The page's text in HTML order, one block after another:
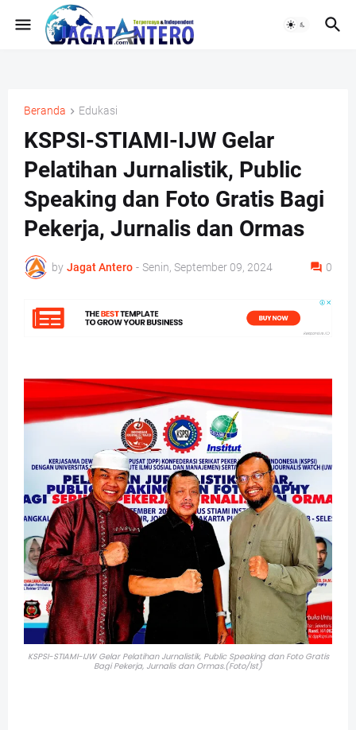
Beranda Edukasi
KSPSI-STIAMI-IJW Gelar
Pelatihan Jurnalistik, Public
Speaking dan Foto Gratis Bagi
Pekerja, Jurnalis dan Ormas
by Jagat Antero - Senin, September 09, 2024 0
KSPSI-STIAMI-IJW Gelar Pelatihan Jurnalistik, Public Speaking dan Foto Gratis
Bagi Pekerja, Jurnalis dan Ormas.(Foto/Ist)